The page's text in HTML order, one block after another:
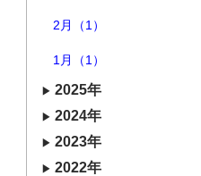
2月（1）
1月（1）
2025年
2024年
2023年
2022年